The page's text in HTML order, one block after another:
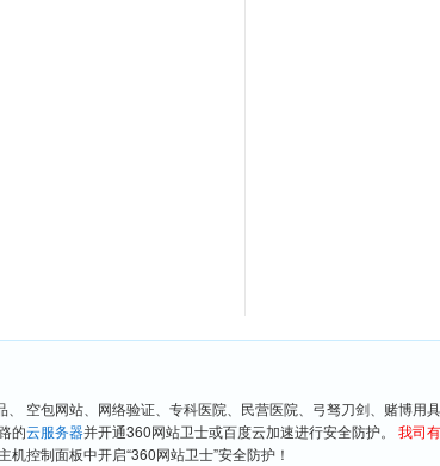
空包网站、网络验证、专科医院、民营医院、弓驽刀剑、赌博用
的云服务器并开通360网站卫士或百度云加速进行安全防护。 我司
控制面板中开启“360网站卫士”安全防护！